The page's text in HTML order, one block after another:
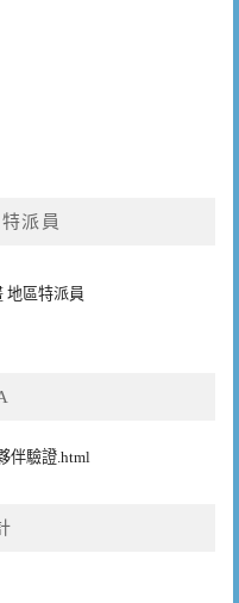
派員
伴驗證.html